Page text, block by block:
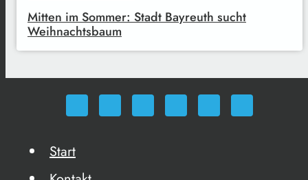
Mitten im Sommer: Stadt Bayreuth sucht
Weihnachtsbaum
Start